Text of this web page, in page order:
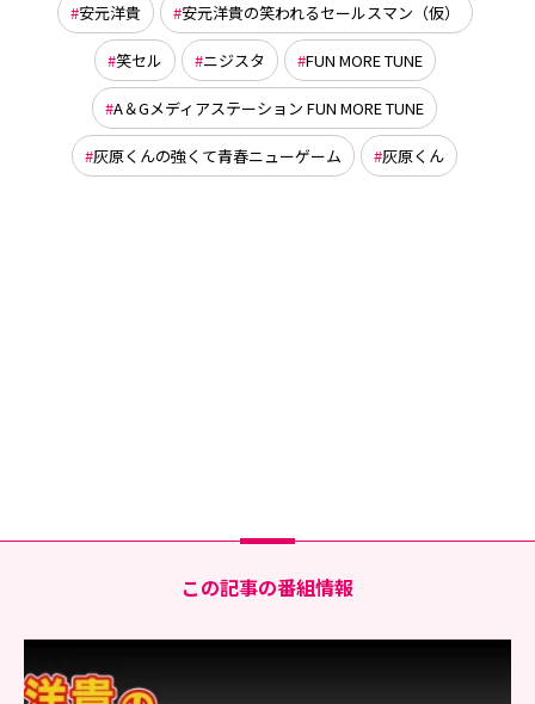
安元洋貴 安元洋貴の笑われるセールスマン（仮）
笑セル ニジスタ FUN MORE TUNE
A＆Gメディアステーション FUN MORE TUNE
灰原くんの強くて青春ニューゲーム 灰原くん
この記事の番組情報